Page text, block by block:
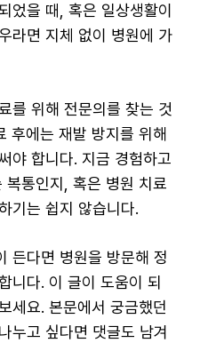
었을 때, 혹은 일상생활이
라면 지체 없이 병원에 가
를 위해 전문의를 찾는 것
후에는 재발 방지를 위해
야 합니다. 지금 경험하고
복통인지, 혹은 병원 치료
기는 쉽지 않습니다.
든다면 병원을 방문해 정
니다. 이 글이 도움이 되
세요. 본문에서 궁금했던
누고 싶다면 댓글도 남겨